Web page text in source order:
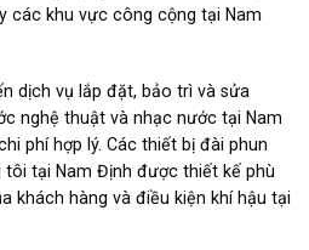
các khu vực công cộng tại Nam
dịch vụ lắp đặt, bảo trì và sửa
nghệ thuật và nhạc nước tại Nam
phí hợp lý. Các thiết bị đài phun
tại Nam Định được thiết kế phù
khách hàng và điều kiện khí hậu tại